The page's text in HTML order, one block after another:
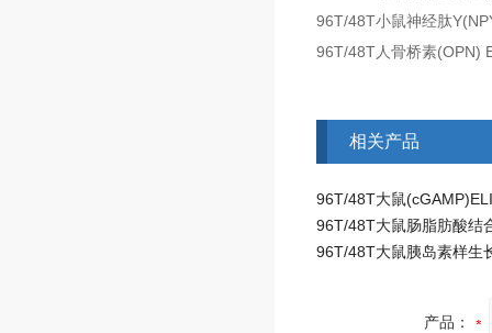
96T/48T小鼠神经肽
96T/48T人骨桥素(OPN)
相关产品
产品：